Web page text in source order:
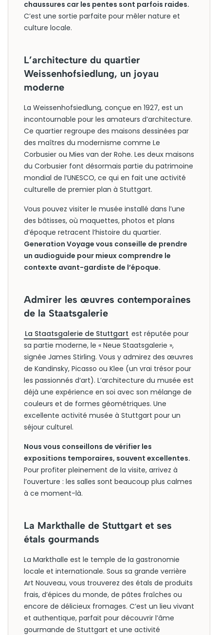
chaussures car les pentes sont parfois raides.
C’est une sortie parfaite pour mêler nature et
culture locale.
L’architecture du quartier
Weissenhofsiedlung, un joyau
moderne
La Weissenhofsiedlung, conçue en 1927, est un
incontournable pour les amateurs d’architecture.
Ce quartier regroupe des maisons dessinées par
des maîtres du modernisme comme Le
Corbusier ou Mies van der Rohe. Les deux maisons
du Corbusier font désormais partie du patrimoine
mondial de l’UNESCO, ce qui en fait une activité
culturelle de premier plan à Stuttgart.
Vous pouvez visiter le musée installé dans l’une
des bâtisses, où maquettes, photos et plans
d’époque retracent l’histoire du quartier.
Generation Voyage vous conseille de prendre
un audioguide pour mieux comprendre le
contexte avant-gardiste de l’époque.
Admirer les œuvres contemporaines
de la Staatsgalerie
La Staatsgalerie de Stuttgart est réputée pour
sa partie moderne, le « Neue Staatsgalerie »,
signée James Stirling. Vous y admirez des œuvres
de Kandinsky, Picasso ou Klee (un vrai trésor pour
les passionnés d’art). L’architecture du musée est
déjà une expérience en soi avec son mélange de
couleurs et de formes géométriques. Une
excellente activité musée à Stuttgart pour un
séjour culturel.
Nous vous conseillons de vérifier les
expositions temporaires, souvent excellentes.
Pour profiter pleinement de la visite, arrivez à
l’ouverture : les salles sont beaucoup plus calmes
à ce moment-là.
La Markthalle de Stuttgart et ses
étals gourmands
La Markthalle est le temple de la gastronomie
locale et internationale. Sous sa grande verrière
Art Nouveau, vous trouverez des étals de produits
frais, d’épices du monde, de pâtes fraîches ou
encore de délicieux fromages. C’est un lieu vivant
et authentique, parfait pour découvrir l’âme
gourmande de Stuttgart et une activité